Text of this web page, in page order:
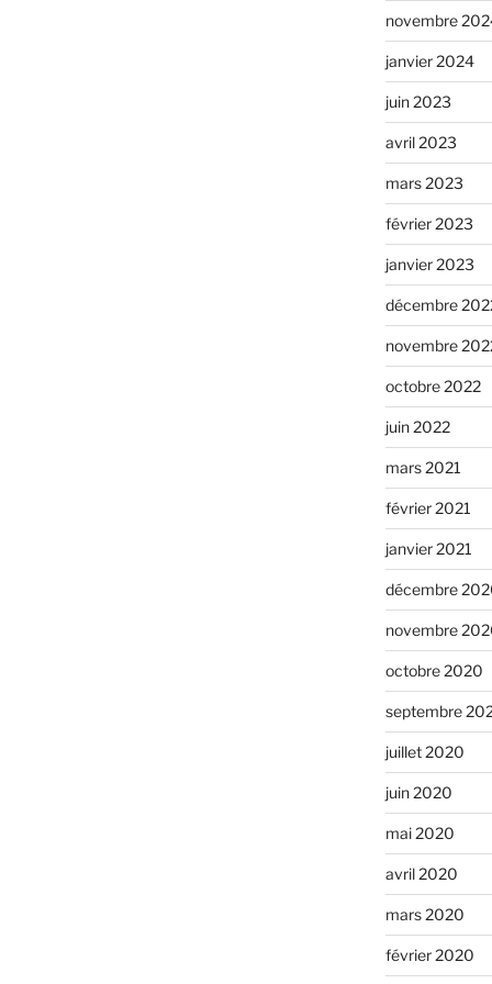
novembre
janvier 2024
juin 2023
avril 2023
mars 2023
février 2023
janvier 2023
décembre
novembre
octobre 2022
juin 2022
mars 2021
février 2021
janvier 2021
décembre
novembre
octobre 2020
septembre
juillet 2020
juin 2020
mai 2020
avril 2020
mars 2020
février 2020